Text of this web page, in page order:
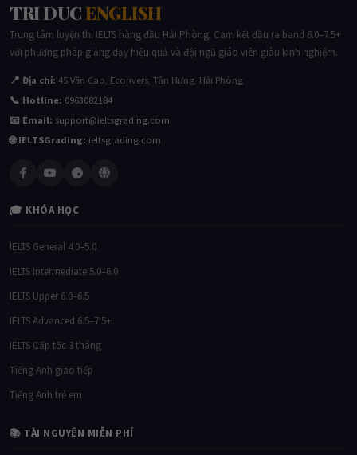
TRI DUCENGLISH
Trung tâm luyện thi IELTS hàng đầu Hải Phòng. Cam kết đầu ra band 6.0–7.5+
với phương pháp giảng dạy hiệu quả và đội ngũ giáo viên giàu kinh nghiệm.
📍 Địa chỉ: 45 Văn Cao, Ecorivers, Tân Hưng, Hải Phòng
📞 Hotline: 0963082184
📧 Email: support@ieltsgrading.com
🌐 IELTSGrading: ieltsgrading.com
🎓 KHÓA HỌC
IELTS General 4.0–5.0
IELTS Intermediate 5.0–6.0
IELTS Upper 6.0–6.5
IELTS Advanced 6.5–7.5+
IELTS Cấp tốc 3 tháng
Tiếng Anh giao tiếp
Tiếng Anh trẻ em
📚 TÀI NGUYÊN MIỄN PHÍ